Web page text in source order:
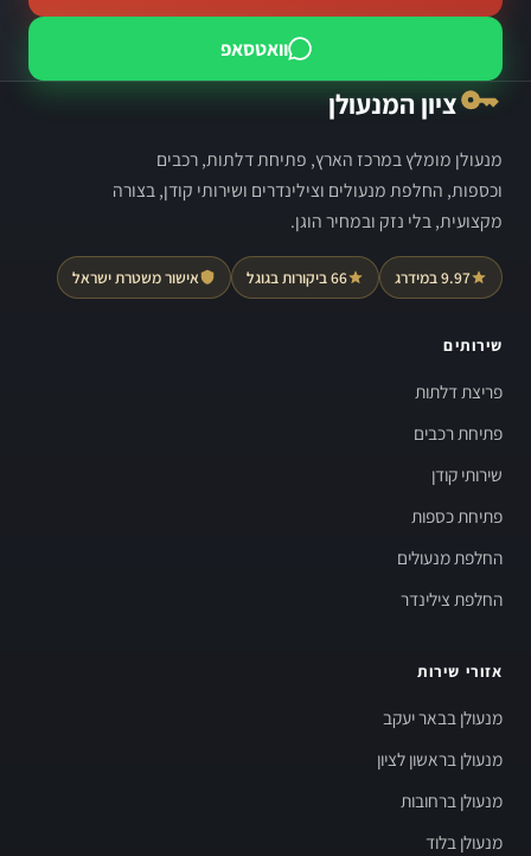
וואטסאפ
ציון המנעולן
מנעולן מומלץ במרכז הארץ, פתיחת דלתות, רכבים
וכספות, החלפת מנעולים וצילינדרים ושירותי קודן, בצורה
מקצועית, בלי נזק ובמחיר הוגן.
9.97 במידרג 66 ביקורות בגוגל אישור משטרת ישראל
שירותים
פריצת דלתות
פתיחת רכבים
שירותי קודן
פתיחת כספות
החלפת מנעולים
החלפת צילינדר
אזורי שירות
מנעולן בבאר יעקב
מנעולן בראשון לציון
מנעולן ברחובות
מנעולן בלוד